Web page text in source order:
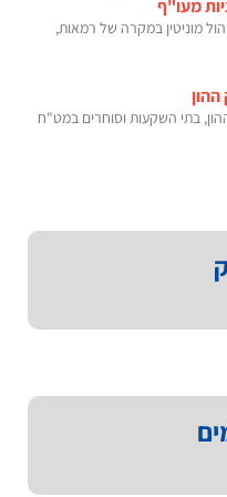
מעו"ף
מוניטין במקרה של רמאות,
ההון
ההון, בתי השקעות וסוחרים במט"ח